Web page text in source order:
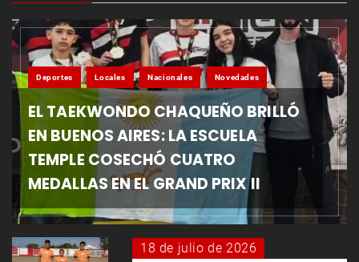
Deportes Locales Nacionales Novedades
EL TAEKWONDO CHAQUEÑO BRILLÓ
EN BUENOS AIRES: LA ESCUELA
TEMPLE COSECHÓ CUATRO
MEDALLAS EN EL GRAND PRIX II
18 de julio de 2026